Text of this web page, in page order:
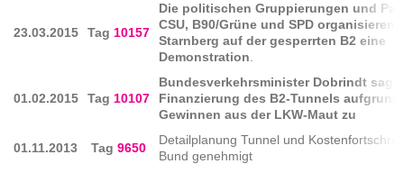
23.03.2015 Tag 10157
Die politischen Gruppierungen und
CSU, B90/Grüne und SPD organisieren
Starnberg auf der gesperrten B2 eine
Demonstration
01.02.2015 Tag 10107
Bundesverkehrsminister Dobrindt sagt
Finanzierung des B2-Tunnels aufgrund
Gewinnen aus der LKW-Maut zu
01.11.2013 Tag 9650
Detailplanung Tunnel und
Bund genehmigt